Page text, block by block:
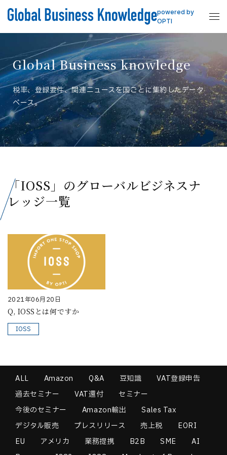
powered by
OPTI
Global Business knowledge
税率、登録要件、関連ニュースを国ごとに集約したデータ
ベース。
「IOSS」のグローバルビジネスナ
レッジ一覧
2021年06月20日
Q, IOSSとは何ですか
IOSS
ALL Amazon Q&A 豆知識
VAT登録申告
過去セミナー
VAT還付
セミナー
今後のセミナー
Amazon輸出
Sales Tax
デジタル販売
プレスリリース 売上税
EORI
EU
アメリカ 業務提携 B2B SME
AI